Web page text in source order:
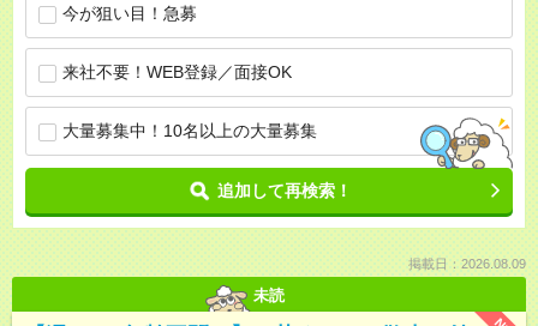
今が狙い目！急募
来社不要！WEB登録／面接OK
大量募集中！10名以上の大量募集
追加して再検索！
掲載日：2026.08.09
未読